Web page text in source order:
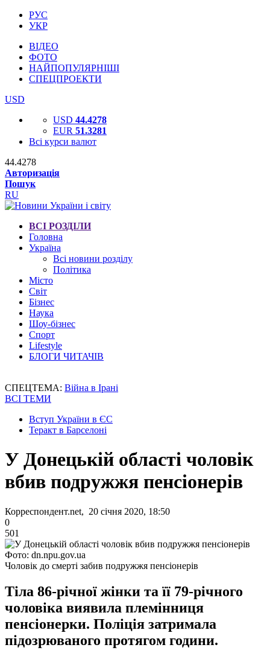
РУС
УКР
ВІДЕО
ФОТО
НАЙПОПУЛЯРНІШІ
СПЕЦПРОЕКТИ
USD
USD 44.4278
EUR 51.3281
Всі курси валют
44.4278
Авторизація
Пошук
RU
ВСІ РОЗДІЛИ
Головна
Україна
Всі новини розділу
Політика
Місто
Світ
Бізнес
Наука
Шоу-бізнес
Спорт
Lifestyle
БЛОГИ ЧИТАЧІВ
СПЕЦТЕМА: Війна в Ірані
ВСІ ТЕМИ
Вступ України в ЄС
Теракт в Барселоні
У Донецькій області чоловік
вбив подружжя пенсіонерів
Корреспондент.net, 20 січня 2020, 18:50
0
501
Фото: dn.npu.gov.ua
Чоловік до смерті забив подружжя пенсіонерів
Тіла 86-річної жінки та її 79-річного
чоловіка виявила племінниця
пенсіонерки. Поліція затримала
підозрюваного протягом години.